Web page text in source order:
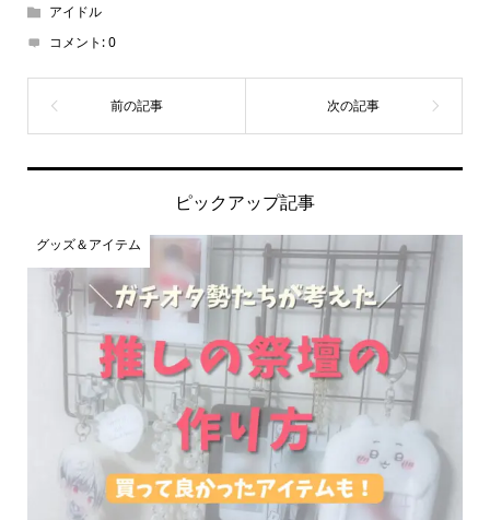
アイドル
コメント:0
ピックアップ記事
グッズ＆アイテム